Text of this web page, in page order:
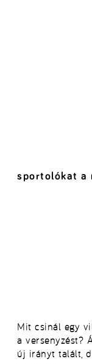
sportolókat a
Mit csinál egy
a versenyzést?
új irányt talált,